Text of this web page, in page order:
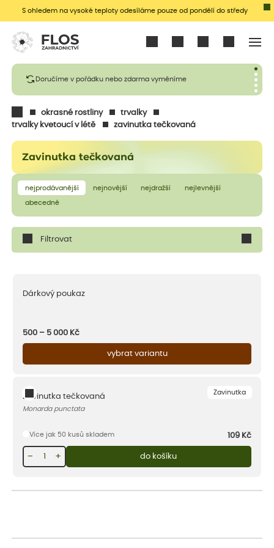
S ohledem na vysoké teploty odesíláme pouze od pondělí do středy
Doručíme v pořádku nebo zdarma vyměníme
okrasné rostliny
trvalky
trvalky kvetoucí v létě
zavinutka tečkovaná
Zavinutka tečkovaná
nejprodávanější nejnovější nejdražší nejlevnější
abecedně
Filtrovat
Dárkový poukaz
500 – 5 000 Kč
vybrat variantu
Zavinutka
Zavinutka tečkovaná
Monarda punctata
Více jak 50 kusů skladem 109 Kč
+
− do košíku